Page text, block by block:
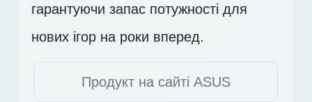
гарантуючи запас потужності для
нових ігор на роки вперед.
Продукт на сайті ASUS